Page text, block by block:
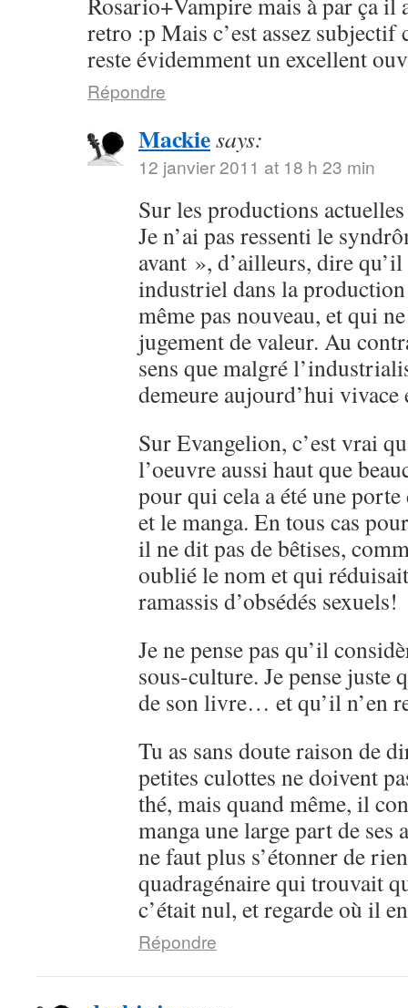
retro :p Mais c’est assez
reste évidemment un excellent
Répondre
Mackiesays:
12 janvier 2011 at 18 h 23 min
Sur les productions
Je n’ai pas ressenti le
avant », d’ailleurs, dire
industriel dans la
même pas nouveau, et qui
jugement de valeur. Au
sens que malgré
demeure aujourd’hui vivace
Sur Evangelion, c’est vrai
l’oeuvre aussi haut que
pour qui cela a été une porte
et le manga. En tous cas
il ne dit pas de bêtises,
oublié le nom et qui
ramassis d’obsédés sexuels!
Je ne pense pas qu’il
sous-culture. Je pense juste
de son livre… et qu’il n’en
Tu as sans doute raison de
petites culottes ne doivent
thé, mais quand même, il
manga une large part de ses
ne faut plus s’étonner de
quadragénaire qui trouvait
c’était nul, et regarde où il
Répondre